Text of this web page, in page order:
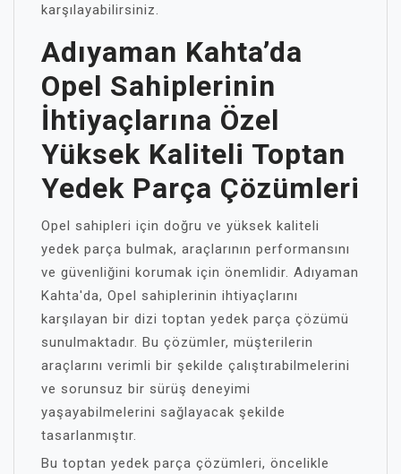
karşılayabilirsiniz.
Adıyaman Kahta’da
Opel Sahiplerinin
İhtiyaçlarına Özel
Yüksek Kaliteli Toptan
Yedek Parça Çözümleri
Opel sahipleri için doğru ve yüksek kaliteli
yedek parça bulmak, araçlarının performansını
ve güvenliğini korumak için önemlidir. Adıyaman
Kahta'da, Opel sahiplerinin ihtiyaçlarını
karşılayan bir dizi toptan yedek parça çözümü
sunulmaktadır. Bu çözümler, müşterilerin
araçlarını verimli bir şekilde çalıştırabilmelerini
ve sorunsuz bir sürüş deneyimi
yaşayabilmelerini sağlayacak şekilde
tasarlanmıştır.
Bu toptan yedek parça çözümleri, öncelikle